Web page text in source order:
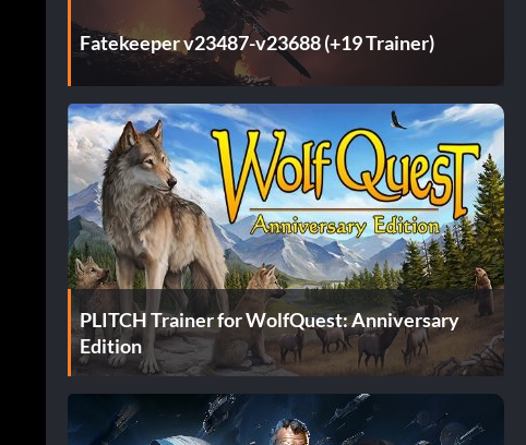
Fatekeeper v23487-v23688 (+19 Trainer)
PLITCH Trainer for WolfQuest: Anniversary
Edition